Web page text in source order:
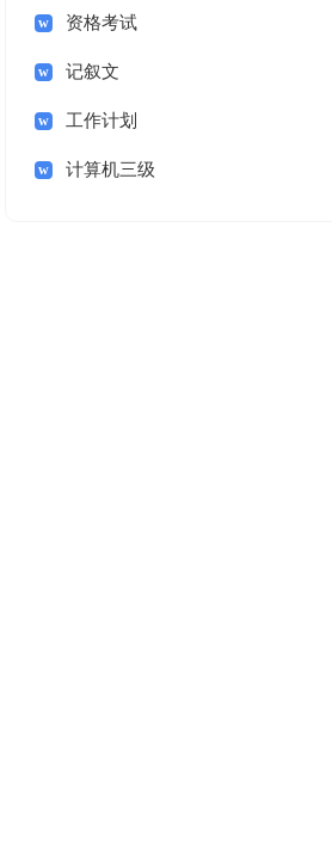
资格考试
记叙文
工作计划
计算机三级